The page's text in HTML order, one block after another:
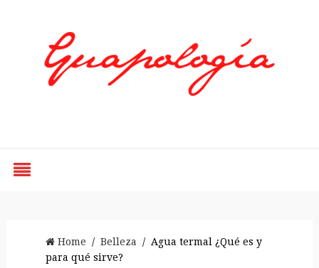
Home / Belleza / Agua termal ¿Qué es y
para qué sirve?